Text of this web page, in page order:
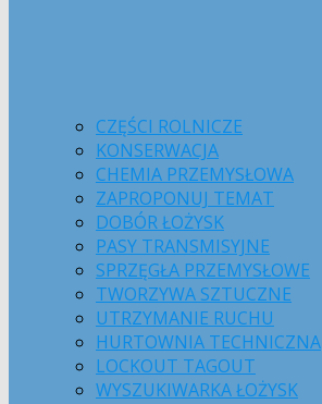
CZĘŚCI ROLNICZE
KONSERWACJA
CHEMIA PRZEMYSŁOWA
ZAPROPONUJ TEMAT
DOBÓR ŁOŻYSK
PASY TRANSMISYJNE
SPRZĘGŁA PRZEMYSŁOWE
TWORZYWA SZTUCZNE
UTRZYMANIE RUCHU
HURTOWNIA TECHNICZNA
LOCKOUT TAGOUT
WYSZUKIWARKA ŁOŻYSK